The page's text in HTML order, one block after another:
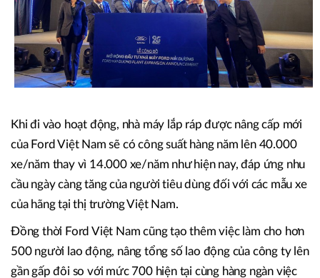
Khi đi vào hoạt động, nhà máy lắp ráp được nâng cấp mới
của Ford Việt Nam sẽ có công suất hàng năm lên 40.000
xe/năm thay vì 14.000 xe/năm như hiện nay, đáp ứng nhu
cầu ngày càng tăng của người tiêu dùng đối với các mẫu xe
của hãng tại thị trường Việt Nam.
Đồng thời Ford Việt Nam cũng tạo thêm việc làm cho hơn
500 người lao động, nâng tổng số lao động của công ty lên
gần gấp đôi so với mức 700 hiện tại cùng hàng ngàn việc